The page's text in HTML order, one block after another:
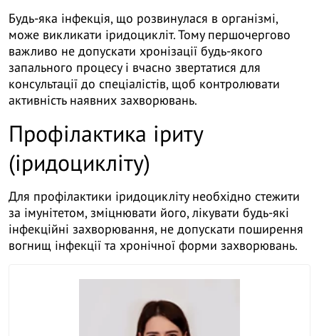
Будь-яка інфекція, що розвинулася в організмі,
може викликати іридоцикліт. Тому першочергово
важливо не допускати хронізації будь-якого
запального процесу і вчасно звертатися для
консультації до спеціалістів, щоб контролювати
активність наявних захворювань.
Профілактика іриту
(іридоцикліту)
Для профілактики іридоцикліту необхідно стежити
за імунітетом, зміцнювати його, лікувати будь-які
інфекційні захворювання, не допускати поширення
вогнищ інфекції та хронічної форми захворювань.